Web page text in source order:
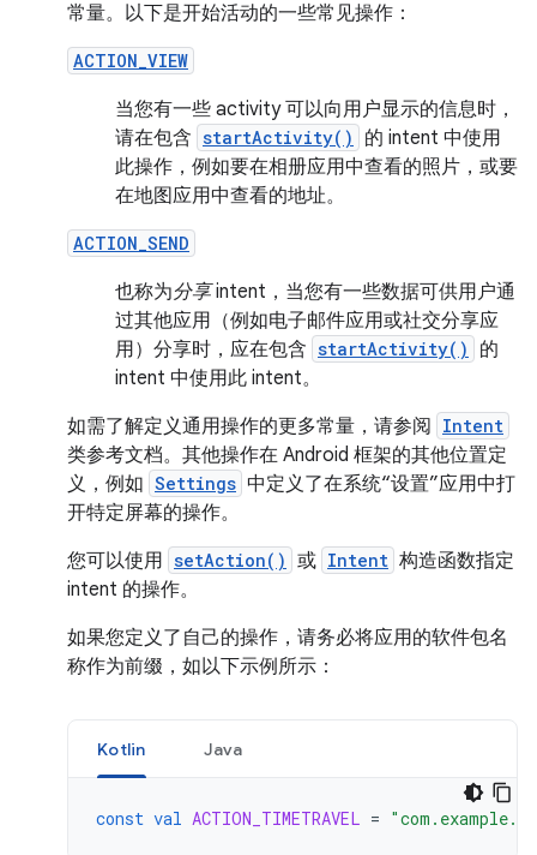
常量。以下是开始活动的一些常见操作：
ACTION_VIEW
当您有一些 activity 可以向用户显示的信息时，
请在包含 startActivity()
的 intent 中使用
此操作，例如要在相册应用中查看的照片，或要
在地图应用中查看的地址。
ACTION_SEND
也称为分享intent，当您有一些数据可供用户通
过其他应用（例如电子邮件应用或社交分享应
用）分享时，应在包含 startActivity()
的
intent 中使用此 intent。
如需了解定义通用操作的更多常量，请参阅
Intent
类参考文档。其他操作在 Android 框架的其他位置定
义，例如 Settings 中定义了在系统“设置”应用中打
开特定屏幕的操作。
您可以使用 setAction() 或 Intent 构造函数指定
intent 的操作。
如果您定义了自己的操作，请务必将应用的软件包名
称作为前缀，如以下示例所示：
Kotlin Java
const val ACTION_TIMETRAVEL =